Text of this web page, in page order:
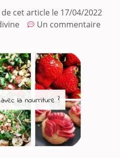
cet article le 17/04/2022
Un commentaire